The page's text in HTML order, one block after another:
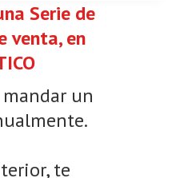
Serie de
venta, en
un
te